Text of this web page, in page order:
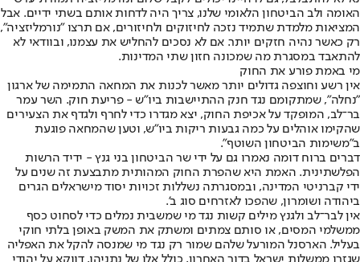
האומה ולב הביטחון הלאומי שלנו, צריך היה לדחות אותם בשתי ידיים. אבל
המציאות מלמדת שתמיד נזכה לחיזוקים ולחיזורים, אם תרצו "נורמליזציה",
רק כאשר נהיה חזקים יותר. אם לא נסכים להחליש את עצמנו, ובוודאי לא
להתאבד במסגרת מה שמכונה חזון שתי המדינות.
מי באמת פורע את החוק
אין רשע וחוצפה גדולים יותר מאשר לכנות את המחאה התמימה של ארגון
"נחלה", שמתקומם נגד חנק ההתיישבות ביו"ש - פריעת חוק. השר עמר
בר־לב, המופקד על אכיפת החוק, יצא מגדרו כדי לחרף ולגדף את הצעירים
שהקימו אוהלים על כמה גבעות ריקות ביו"ש, וטען שהמחאה פוגעת
ב"משימות הביטחון השוטף".
דברים ברוח דומה נאמרו גם על ידי שר הביטחון בני גנץ - ידיד הרשות
הפלשתינית. האמת היא שהפרת החוק המהותית מתבצעת זה שנים על
ידי קברניטי המדינה, ובמסגרתה נשללות זכויות יסוד מישראלים הגרים
ביהודה ושומרון, שהפכו לאזרחים סוג ב'.
אין לבר־לב ולגנץ מילים קשות נגד מי שמשבית נמלים כדי לסחוט כסף
ממשלמי המסים, או סותם צמתים ומשתק את המשק באופן בלתי חוקי
בעליל. הארסנל המורעל שלהם שמור רק נגד מי שמנסה להקל את האפליה